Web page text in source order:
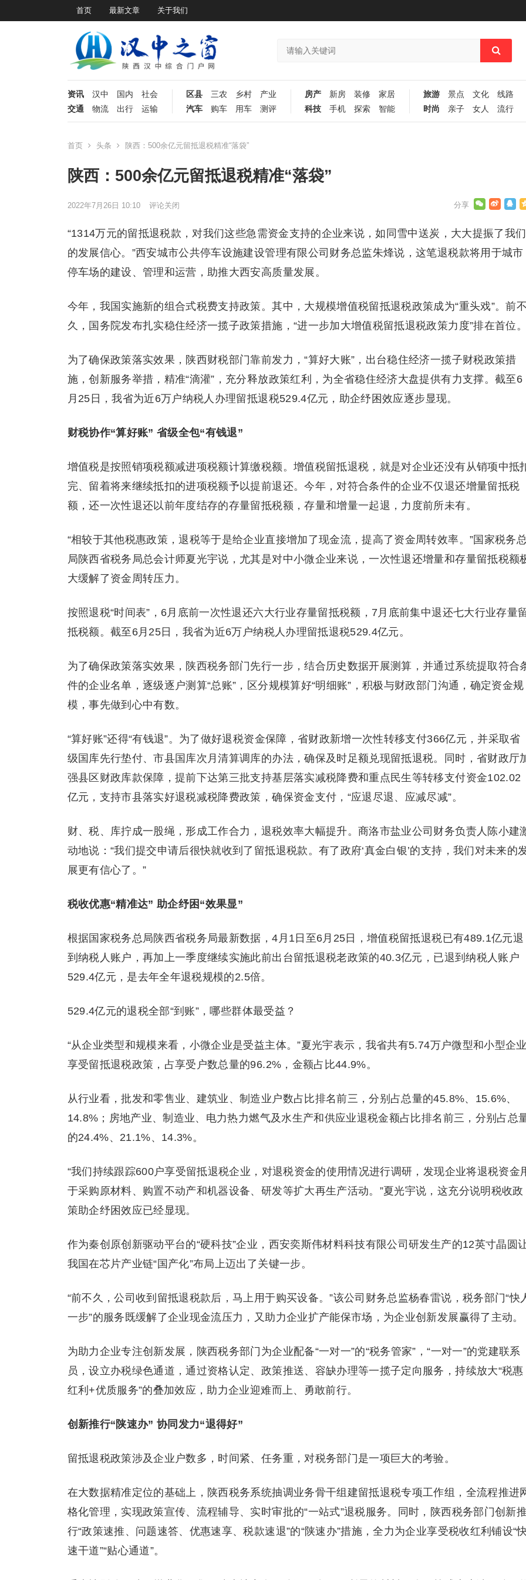
首页 最新文章 关于我们
资讯 汉中 国内
社会
交通
物流 出行 运输
区县 三农 乡村
产业
汽车
购车 用车 测评
房产 新房 装修
家居
科技
手机 探索 智能
旅游 景点 文化
线路
时尚
亲子 女人 流行
首页 头条 陕西：500余亿元留抵退税精准“落袋”
陕西：500余亿元留抵退税精准“落袋”
2022年7月26日 10:10 评论关闭
“1314万元的留抵退税款，对我们这些急需资金支持的企业来说，如同雪中送炭，大大提振了我们
的发展信心。”西安城市公共停车设施建设管理有限公司财务总监朱烽说，这笔退税款将用于城市
停车场的建设、管理和运营，助推大西安高质量发展。
今年，我国实施新的组合式税费支持政策。其中，大规模增值税留抵退税政策成为“重头戏”。前不
久，国务院发布扎实稳住经济一揽子政策措施，“进一步加大增值税留抵退税政策力度”排在首位。
为了确保政策落实效果，陕西财税部门靠前发力，“算好大账”，出台稳住经济一揽子财税政策措
施，创新服务举措，精准“滴灌”，充分释放政策红利，为全省稳住经济大盘提供有力支撑。截至6
月25日，我省为近6万户纳税人办理留抵退税529.4亿元，助企纾困效应逐步显现。
财税协作“算好账” 省级全包“有钱退”
增值税是按照销项税额减进项税额计算缴税额。增值税留抵退税，就是对企业还没有从销项中抵
完、留着将来继续抵扣的进项税额予以提前退还。今年，对符合条件的企业不仅退还增量留抵税
额，还一次性退还以前年度结存的存量留抵税额，存量和增量一起退，力度前所未有。
“相较于其他税惠政策，退税等于是给企业直接增加了现金流，提高了资金周转效率。”国家税务总
局陕西省税务局总会计师夏光宇说，尤其是对中小微企业来说，一次性退还增量和存量留抵税额
大缓解了资金周转压力。
按照退税“时间表”，6月底前一次性退还六大行业存量留抵税额，7月底前集中退还七大行业存量
抵税额。截至6月25日，我省为近6万户纳税人办理留抵退税529.4亿元。
为了确保政策落实效果，陕西税务部门先行一步，结合历史数据开展测算，并通过系统提取符合
件的企业名单，逐级逐户测算“总账”，区分规模算好“明细账”，积极与财政部门沟通，确定资金规
模，事先做到心中有数。
“算好账”还得“有钱退”。为了做好退税资金保障，省财政新增一次性转移支付366亿元，并采取省
级国库先行垫付、市县国库次月清算调库的办法，确保及时足额兑现留抵退税。同时，省财政厅
强县区财政库款保障，提前下达第三批支持基层落实减税降费和重点民生等转移支付资金102.02
亿元，支持市县落实好退税减税降费政策，确保资金支付，“应退尽退、应减尽减”。
财、税、库拧成一股绳，形成工作合力，退税效率大幅提升。商洛市盐业公司财务负责人陈小建
动地说：“我们提交申请后很快就收到了留抵退税款。有了政府‘真金白银’的支持，我们对未来的
展更有信心了。”
税收优惠“精准达” 助企纾困“效果显”
根据国家税务总局陕西省税务局最新数据，4月1日至6月25日，增值税留抵退税已有489.1亿元退
到纳税人账户，再加上一季度继续实施此前出台留抵退税老政策的40.3亿元，已退到纳税人账户
529.4亿元，是去年全年退税规模的2.5倍。
529.4亿元的退税全部“到账”，哪些群体最受益？
“从企业类型和规模来看，小微企业是受益主体。”夏光宇表示，我省共有5.74万户微型和小型企业
享受留抵退税政策，占享受户数总量的96.2%，金额占比44.9%。
从行业看，批发和零售业、建筑业、制造业户数占比排名前三，分别占总量的45.8%、15.6%、
14.8%；房地产业、制造业、电力热力燃气及水生产和供应业退税金额占比排名前三，分别占总
的24.4%、21.1%、14.3%。
“我们持续跟踪600户享受留抵退税企业，对退税资金的使用情况进行调研，发现企业将退税资金
于采购原材料、购置不动产和机器设备、研发等扩大再生产活动。”夏光宇说，这充分说明税收政
策助企纾困效应已经显现。
作为秦创原创新驱动平台的“硬科技”企业，西安奕斯伟材料科技有限公司研发生产的12英寸晶圆
我国在芯片产业链“国产化”布局上迈出了关键一步。
“前不久，公司收到留抵退税款后，马上用于购买设备。”该公司财务总监杨春雷说，税务部门“快
一步”的服务既缓解了企业现金流压力，又助力企业扩产能保市场，为企业创新发展赢得了主动。
为助力企业专注创新发展，陕西税务部门为企业配备“一对一”的“税务管家”，“一对一”的党建联系
员，设立办税绿色通道，通过资格认定、政策推送、容缺办理等一揽子定向服务，持续放大“税惠
红利+优质服务”的叠加效应，助力企业迎难而上、勇敢前行。
创新推行“陕速办” 协同发力“退得好”
留抵退税政策涉及企业户数多，时间紧、任务重，对税务部门是一项巨大的考验。
在大数据精准定位的基础上，陕西税务系统抽调业务骨干组建留抵退税专项工作组，全流程推进
格化管理，实现政策宣传、流程辅导、实时审批的“一站式”退税服务。同时，陕西税务部门创新推
行“政策速推、问题速答、优惠速享、税款速退”的“陕速办”措施，全力为企业享受税收红利铺设“
速干道”“贴心通道”。